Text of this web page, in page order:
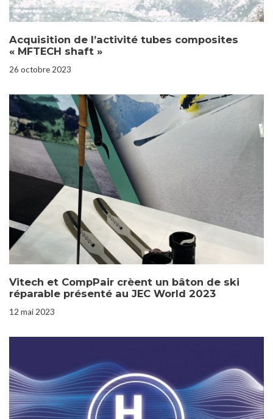
Acquisition de l’activité tubes composites
« MFTECH shaft »
26 octobre 2023
Vitech et CompPair crèent un bâton de ski
réparable présenté au JEC World 2023
12 mai 2023